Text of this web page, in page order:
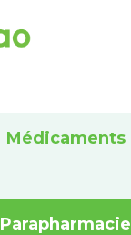
Médicaments
Parapharmacie